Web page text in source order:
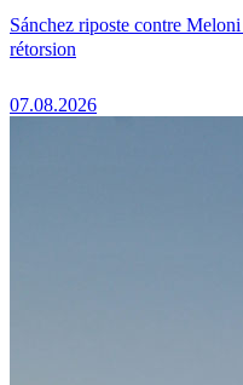
Sánchez riposte contre
rétorsion
07.08.2026